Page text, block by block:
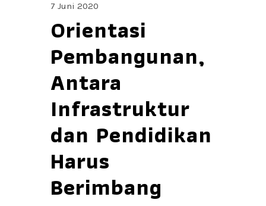
7 Juni 2020
Orientasi
Pembangunan,
Antara
Infrastruktur
dan Pendidikan
Harus
Berimbang